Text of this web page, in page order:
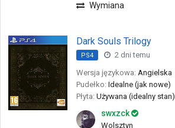
Wymiana
Dark Souls Trilogy
PS4
2 dni temu
Wersja językowa: Angielska
Pudełko: Idealne (jak nowe)
Płyta: Używana (idealny stan)
swxzck
Wolsztyn